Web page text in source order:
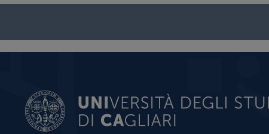
Questionnaire
social